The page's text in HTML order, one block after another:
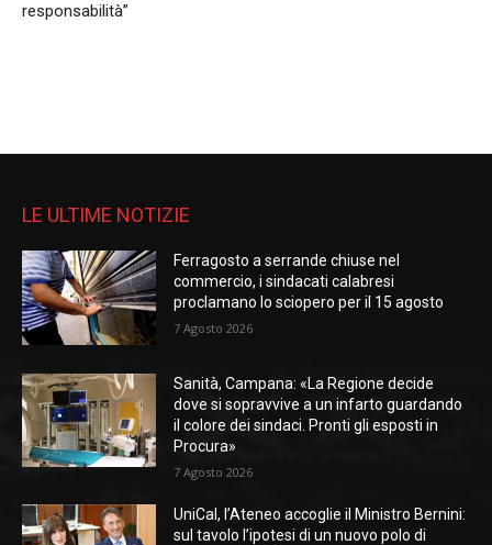
responsabilità”
LE ULTIME NOTIZIE
Ferragosto a serrande chiuse nel
commercio, i sindacati calabresi
proclamano lo sciopero per il 15 agosto
7 Agosto 2026
Sanità, Campana: «La Regione decide
dove si sopravvive a un infarto guardando
il colore dei sindaci. Pronti gli esposti in
Procura»
7 Agosto 2026
UniCal, l’Ateneo accoglie il Ministro Bernini:
sul tavolo l’ipotesi di un nuovo polo di